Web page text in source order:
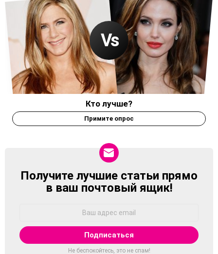
Кто лучше?
Примите опрос
NEWSLETTER
Получите лучшие статьи прямо
в ваш почтовый ящик!
Не беспокойтесь, это не спам!